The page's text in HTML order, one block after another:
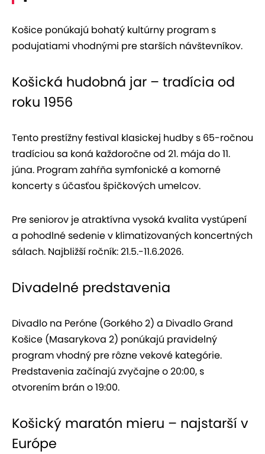
Košice ponúkajú bohatý kultúrny program s
podujatiami vhodnými pre starších návštevníkov.
Košická hudobná jar – tradícia od
roku 1956
Tento prestížny festival klasickej hudby s 65-ročnou
tradíciou sa koná každoročne od 21. mája do 11.
júna. Program zahŕňa symfonické a komorné
koncerty s účasťou špičkových umelcov.
Pre seniorov je atraktívna vysoká kvalita vystúpení
a pohodlné sedenie v klimatizovaných koncertných
sálach. Najbližší ročník: 21.5.-11.6.2026.
Divadelné predstavenia
Divadlo na Peróne (Gorkého 2) a Divadlo Grand
Košice (Masarykova 2) ponúkajú pravidelný
program vhodný pre rôzne vekové kategórie.
Predstavenia začínajú zvyčajne o 20:00, s
otvorením brán o 19:00.
Košický maratón mieru – najstarší v
Európe